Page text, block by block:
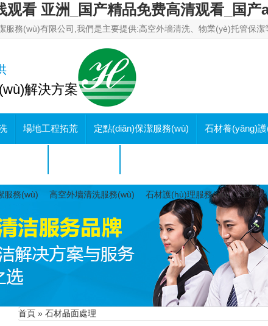
观看 亚洲_国产精品免费高清观看_国
務(wù)有限公司,我們是主要提供:高空外墻清洗、物業(yè)托管保
解決方案
場地工程拓荒 定點(diǎn)保潔服務(wù) 石材養(yǎng)
服務(wù) 高空外墻清洗服務(wù) 石材護(hù)理服務(wù) 工程
首頁 » 石材晶面處理